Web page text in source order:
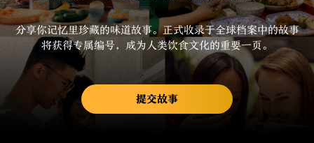
分享你记忆里珍藏的味道故事。正式收录于全球档案中的故事
将获得专属编号，成为人类饮食文化的重要一页。
提交故事